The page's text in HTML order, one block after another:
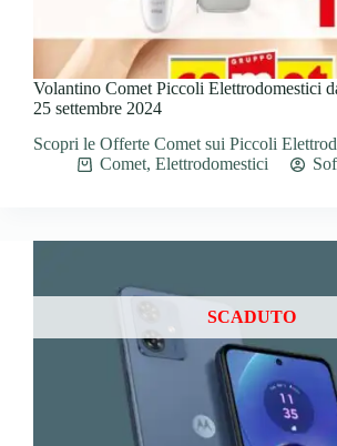
Volantino Comet Piccoli Elettrodomestici
25 settembre 2024
Scopri le Offerte Comet sui Piccoli
Comet, Elettrodomestici
SCADUTO